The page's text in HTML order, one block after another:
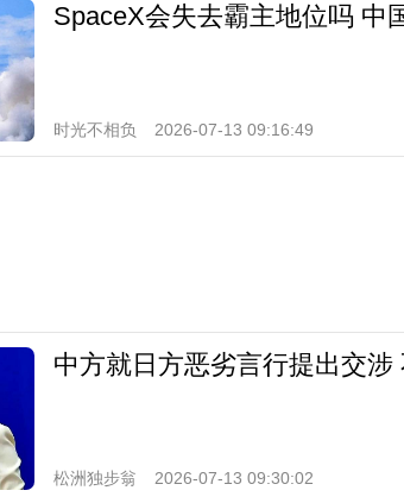
SpaceX会失去霸主地位吗 中
时光不相负 2026-07-13 09:16:49
中方就日方恶劣言行提出交涉
松洲独步翁 2026-07-13 09:30:02